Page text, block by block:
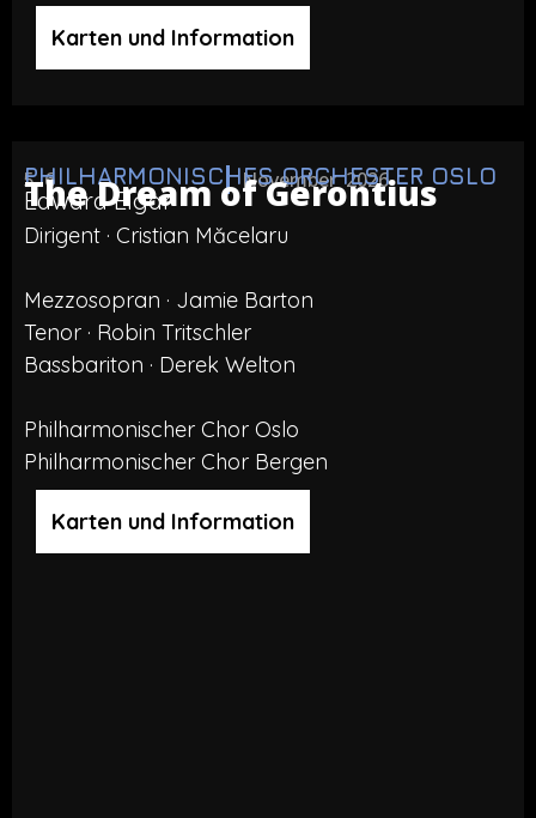
Karten und Information
5 6 November 2026
PHILHARMONISCHES ORCHESTER OSLO
The Dream of Gerontius
Edward Elgar
Dirigent · Cristian Măcelaru
Mezzosopran · Jamie Barton
Tenor · Robin Tritschler
Bassbariton · Derek Welton
Philharmonischer Chor Oslo
Philharmonischer Chor Bergen
Karten und Information